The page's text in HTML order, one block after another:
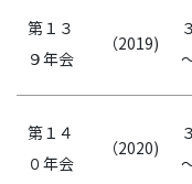
第１３
９年会
（2019)
第１４
０年会
（2020)